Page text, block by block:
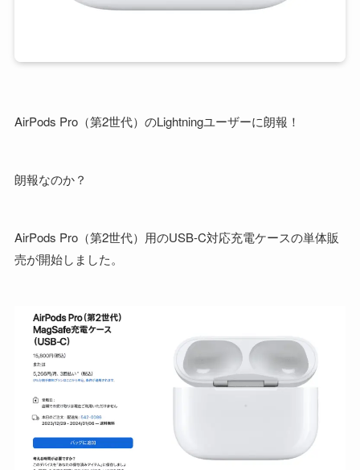
AirPods Pro（第2世代）のLightningユーザーに朗報！
朗報なのか？
AirPods Pro（第2世代）用のUSB-C対応充電ケースの単体販
売が開始しました。